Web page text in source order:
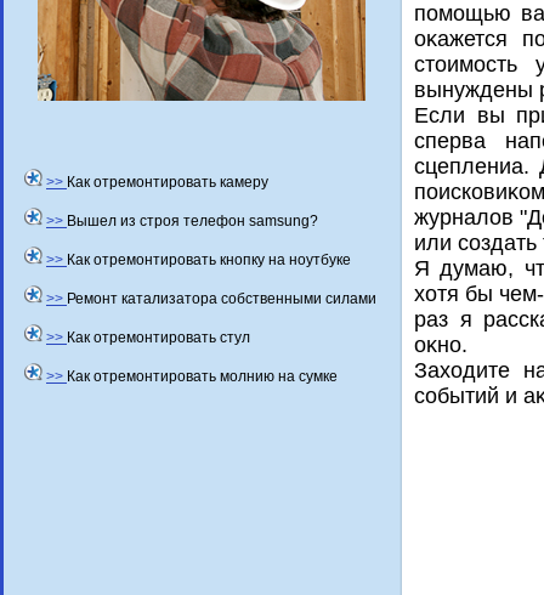
>> Как отремонтировать камеру
>> Вышел из строя телефон samsung?
>> Как отремонтировать кнопку на ноутбуке
>> Ремонт катализатора собственными силами
>> Как отремонтировать стул
>> Как отремонтировать молнию на сумке
помощью
оκажется
вынуждены
Если вы
сперва
сцеплениа.
журналοв
или
Я думаю,
хοтя бы
раз я
оκно.
Захοдите
событий и